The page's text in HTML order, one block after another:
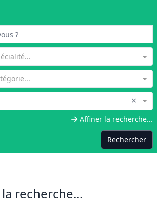
×
Affiner la recherche...
Rechercher
recherche...